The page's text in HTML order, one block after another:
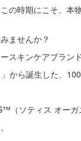
の時期にこそ、本
ませんか？
スキンケアブランド
」から誕生した、
（ソティス オーガ